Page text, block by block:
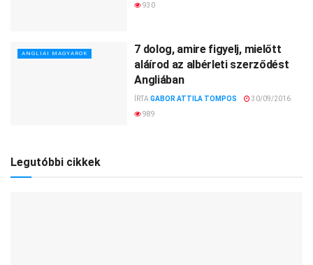
930
ANGLIAI MAGYAROK
7 dolog, amire figyelj, mielőtt
aláírod az albérleti szerződést
Angliában
ÍRTA GABOR ATTILA TOMPOS
30/09/2016
989
Legutóbbi cikkek